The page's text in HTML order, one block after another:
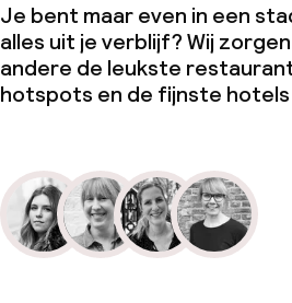
Je bent maar even in een
alles uit je verblijf? Wij
andere de leukste
hotspots en de fijnste